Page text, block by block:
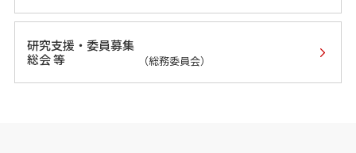
研究支援・委員募集
総会 等
（総務委員会）